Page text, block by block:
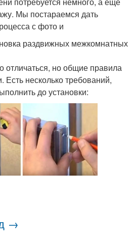
Мы постараемся дать
с фото и
раздвижных межкомнатных
отличаться, но общие правила
несколько требований,
до установки:
→